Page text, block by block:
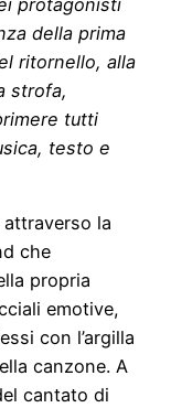
della prima
ritornello, alla
strofa,
tutti
testo e
la
che
propria
emotive,
con l’argilla
canzone. A
cantato di